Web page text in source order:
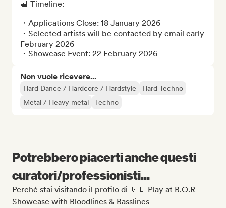
📆 Timeline:
・Applications Close: 18 January 2026
・Selected artists will be contacted by email early
February 2026
・Showcase Event: 22 February 2026
Non vuole ricevere...
Hard Dance / Hardcore / Hardstyle
Hard Techno
Metal / Heavy metal
Techno
Potrebbero piacerti anche questi
curatori/professionisti...
Perché stai visitando il profilo di 🇬🇧 Play at B.O.R
Showcase with Bloodlines & Basslines